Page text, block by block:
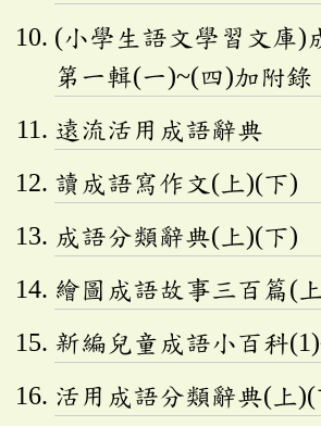
(小學生語文學習文庫)
第一輯(一)~(四)加附錄
遠流活用成語辭典
讀成語寫作文(上)(下)
成語分類辭典(上)(下)
繪圖成語故事三百篇(
新編兒童成語小百科
活用成語分類辭典(上)(